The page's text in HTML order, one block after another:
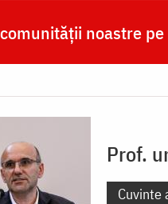
noastre pe
Prof.
Cuvinte